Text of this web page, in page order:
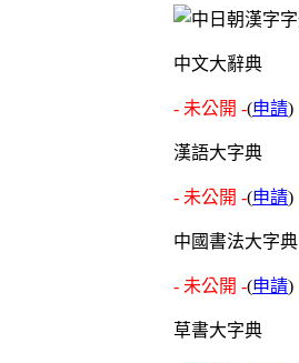
中文大辭典
- 未公開 -(申請)
漢語大字典
- 未公開 -(申請)
中國書法大字典
- 未公開 -(申請)
草書大字典